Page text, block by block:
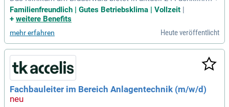
n eine erstklassige Versorgung mit modernstem und interdi
sziplinärem Anspruch. Es ist akademisches Lehrkrankenha
mt 911 Planbetten.
Familienfreundlich | Gutes Betriebsklima | Vollzeit |
+ weitere Benefits
mehr erfahren Heute veröffentlicht
Fachbauleiter im Bereich Anlagentechnik (m/w/d)